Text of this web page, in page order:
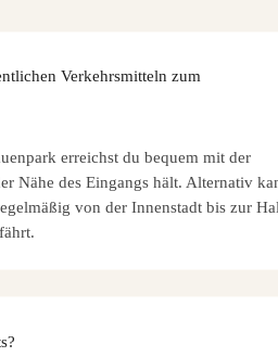
Verkehrsmitteln zum
erreichst du bequem mit der
Nähe des Eingangs hält. Alternativ
von der Innenstadt bis zur